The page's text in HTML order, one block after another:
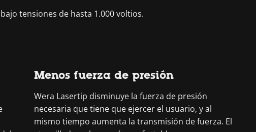
tensiones de hasta 1.000 voltios.
Menos fuerza de presión
Wera Lasertip disminuye la fuerza de presión
necesaria que tiene que ejercer el usuario, y al
mismo tiempo aumenta la transmisión de fuerza. El